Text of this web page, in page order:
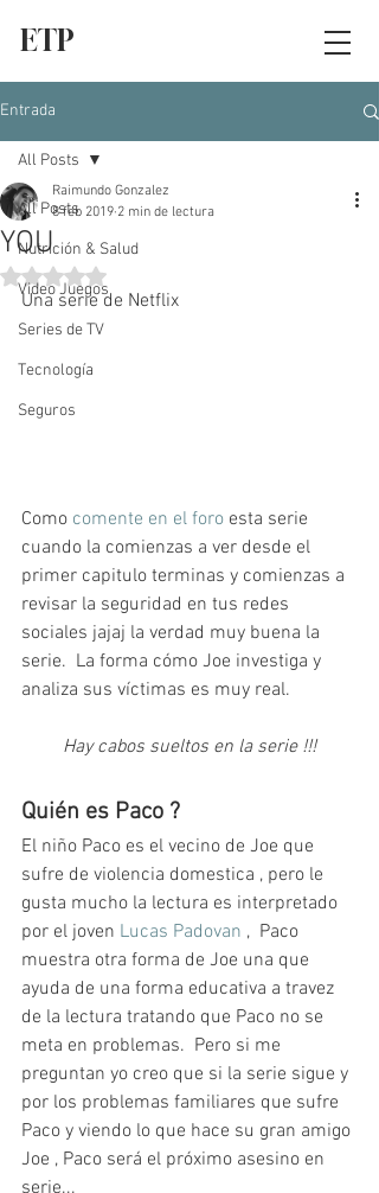
ETP
Entrada
All Posts
Nutrición & Salud
Video Juegos
Series de TV
Tecnología
Seguros
All Posts
YOU
Raimundo Gonzalez
8 feb 2019 2 min de lectura
Obtuvo NaN de 5 estrellas.
Una serie de Netflix
Como comente en el foro esta serie
cuando la comienzas a ver desde el
primer capitulo terminas y comienzas a
revisar la seguridad en tus redes
sociales jajaj la verdad muy buena la
serie.  La forma cómo Joe investiga y
analiza sus víctimas es muy real.
Hay cabos sueltos en la serie !!!
Quién es Paco ?
El niño Paco es el vecino de Joe que
sufre de violencia domestica , pero le
gusta mucho la lectura es interpretado
por el joven Lucas Padovan ,  Paco
muestra otra forma de Joe una que
ayuda de una forma educativa a travez
de la lectura tratando que Paco no se
meta en problemas.  Pero si me
preguntan yo creo que si la serie sigue y
por los problemas familiares que sufre
Paco y viendo lo que hace su gran amigo
Joe , Paco será el próximo asesino en
serie...